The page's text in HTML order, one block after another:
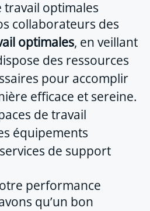
travail optimales
collaborateurs des
optimales, en veillant
des ressources
pour accomplir
efficace et sereine.
de travail
équipements
de support
performance
qu’un bon